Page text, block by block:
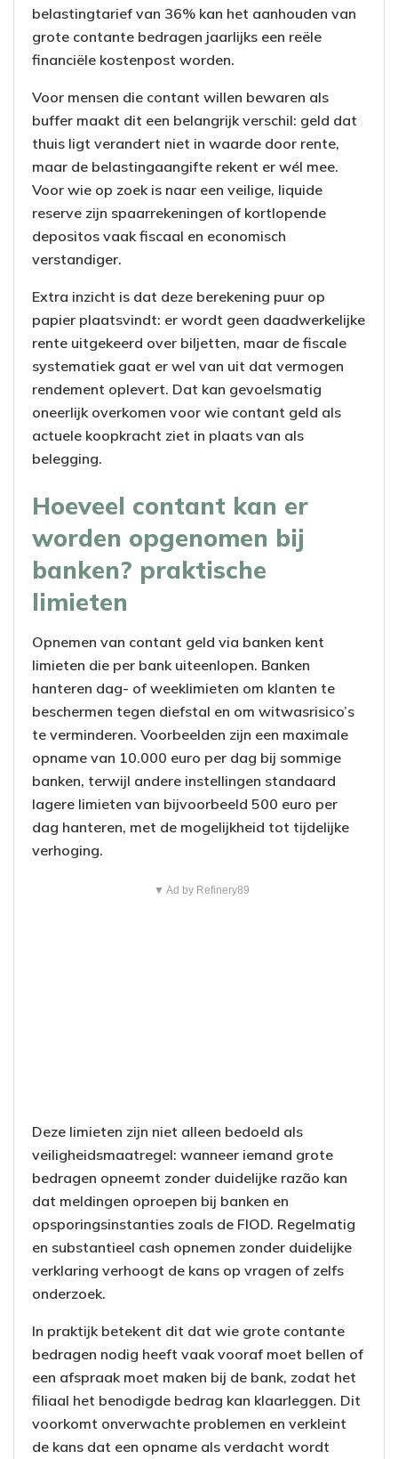
belastingtarief van 36% kan het aanhouden van
grote contante bedragen jaarlijks een reële
financiële kostenpost worden.
Voor mensen die contant willen bewaren als
buffer maakt dit een belangrijk verschil: geld dat
thuis ligt verandert niet in waarde door rente,
maar de belastingaangifte rekent er wél mee.
Voor wie op zoek is naar een veilige, liquide
reserve zijn spaarrekeningen of kortlopende
depositos vaak fiscaal en economisch
verstandiger.
Extra inzicht is dat deze berekening puur op
papier plaatsvindt: er wordt geen daadwerkelijke
rente uitgekeerd over biljetten, maar de fiscale
systematiek gaat er wel van uit dat vermogen
rendement oplevert. Dat kan gevoelsmatig
oneerlijk overkomen voor wie contant geld als
actuele koopkracht ziet in plaats van als
belegging.
Hoeveel contant kan er
worden opgenomen bij
banken? praktische
limieten
Opnemen van contant geld via banken kent
limieten die per bank uiteenlopen. Banken
hanteren dag- of weeklimieten om klanten te
beschermen tegen diefstal en om witwasrisico’s
te verminderen. Voorbeelden zijn een maximale
opname van 10.000 euro per dag bij sommige
banken, terwijl andere instellingen standaard
lagere limieten van bijvoorbeeld 500 euro per
dag hanteren, met de mogelijkheid tot tijdelijke
verhoging.
▼ Ad by Refinery89
Deze limieten zijn niet alleen bedoeld als
veiligheidsmaatregel: wanneer iemand grote
bedragen opneemt zonder duidelijke razão kan
dat meldingen oproepen bij banken en
opsporingsinstanties zoals de FIOD. Regelmatig
en substantieel cash opnemen zonder duidelijke
verklaring verhoogt de kans op vragen of zelfs
onderzoek.
In praktijk betekent dit dat wie grote contante
bedragen nodig heeft vaak vooraf moet bellen of
een afspraak moet maken bij de bank, zodat het
filiaal het benodigde bedrag kan klaarleggen. Dit
voorkomt onverwachte problemen en verkleint
de kans dat een opname als verdacht wordt